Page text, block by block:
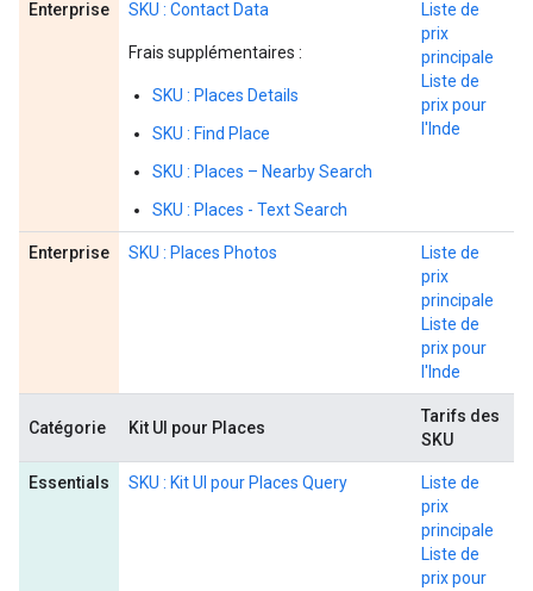
Enterprise SKU : Contact Data
Frais supplémentaires :
SKU : Places Details
SKU : Find Place
SKU : Places – Nearby Search
SKU : Places - Text Search
Liste de
prix
principale
Liste de
prix pour
l'Inde
Enterprise SKU : Places Photos
Liste de
prix
principale
Liste de
prix pour
l'Inde
Catégorie Kit UI pour Places
Tarifs des
SKU
Essentials SKU : Kit UI pour Places Query
Liste de
prix
principale
Liste de
prix pour